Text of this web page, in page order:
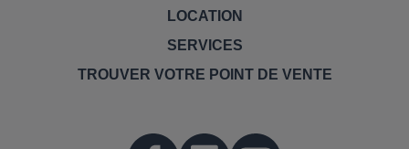
LOCATION
SERVICES
TROUVER VOTRE POINT DE VENTE